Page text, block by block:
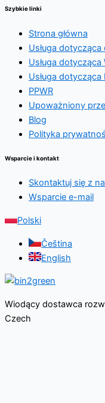
Szybkie linki
Strona główna
Usługa
Usługa dotycząca
Usługa dotycząca
PPWR
Upoważniony
Blog
Polityka
Wsparcie i kontakt
Skontaktuj się z
Wsparcie e-mail
Polski
Čeština
English
Wiodący dostawca
Czech